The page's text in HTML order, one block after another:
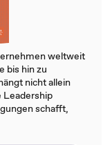
weltweit
bis hin zu
nicht allein
Leadership
schafft,